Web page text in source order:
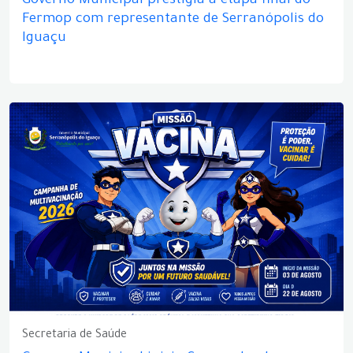
Fermop com representante de Serranópolis do
Iguaçu
Secretaria de Saúde